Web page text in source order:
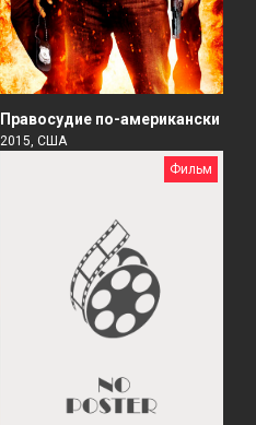
Правосудие по-американски
2015, США
Фильм